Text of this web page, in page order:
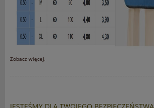
Zobacz więcej.